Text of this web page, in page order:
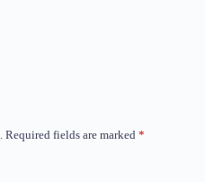
Required fields are marked *